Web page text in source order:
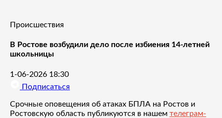
Происшествия
В Ростове возбудили дело после избиения 14-летней
школьницы
1-06-2026 18:30
Подписаться
Срочные оповещения об атаках БПЛА на Ростов и
Ростовскую область публикуются в нашем телеграм-